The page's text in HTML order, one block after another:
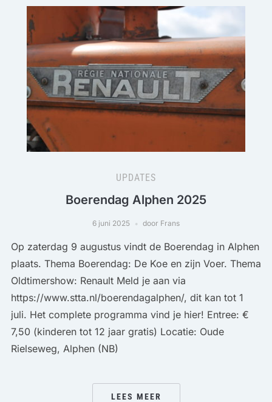
UPDATES
Boerendag Alphen 2025
6 juni 2025 door Frans
Op zaterdag 9 augustus vindt de Boerendag in Alphen
plaats. Thema Boerendag: De Koe en zijn Voer. Thema
Oldtimershow: Renault Meld je aan via
https://www.stta.nl/boerendagalphen/, dit kan tot 1
juli. Het complete programma vind je hier! Entree: €
7,50 (kinderen tot 12 jaar gratis) Locatie: Oude
Rielseweg, Alphen (NB)
LEES MEER